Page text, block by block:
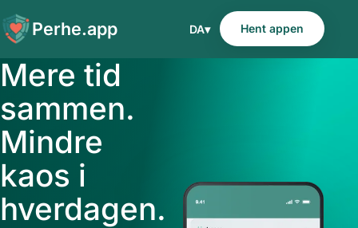
Perhe.app DA▾ Hent appen
Mere tid
sammen.
Mindre
kaos i
hverdagen.